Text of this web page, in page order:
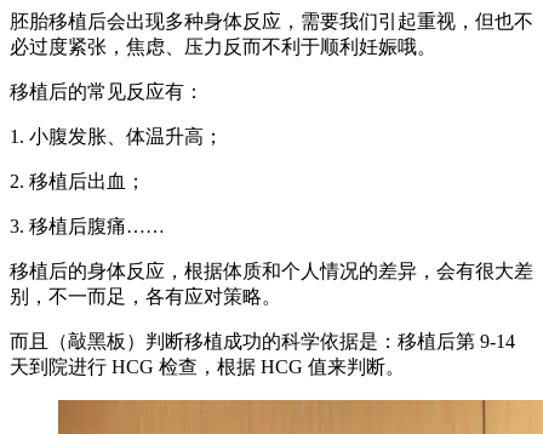
胚胎移植后会出现多种身体反应，需要我们引起重视，但也不
必过度紧张，焦虑、压力反而不利于顺利妊娠哦。
移植后的常见反应有：
1. 小腹发胀、体温升高；
2. 移植后出血；
3. 移植后腹痛……
移植后的身体反应，根据体质和个人情况的差异，会有很大差
别，不一而足，各有应对策略。
而且（敲黑板）判断移植成功的科学依据是：移植后第 9-14
天到院进行 HCG 检查，根据 HCG 值来判断。